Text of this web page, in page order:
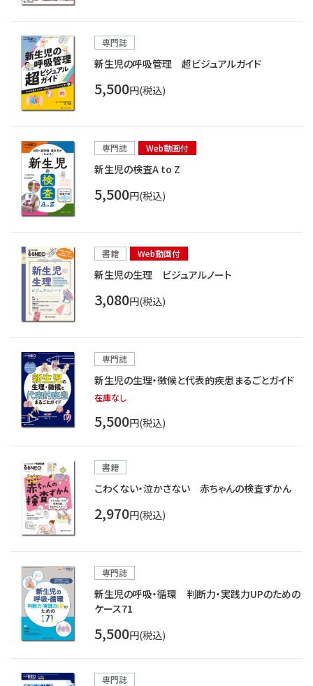
専門誌
新生児の呼吸管理 超ビジュアルガイド
5,500円(税込)
専門誌 Web動画付
新生児の検査A to Z
5,500円(税込)
書籍 Web動画付
新生児の生理 ビジュアルノート
3,080円(税込)
専門誌
新生児の生理・徴候と代表的疾患まるごとガイド
在庫なし
5,500円(税込)
書籍
こわくない・泣かさない 赤ちゃんの検査ずかん
2,970円(税込)
専門誌
新生児の呼吸・循環 判断力・実践力UPのための
ケース71
5,500円(税込)
専門誌